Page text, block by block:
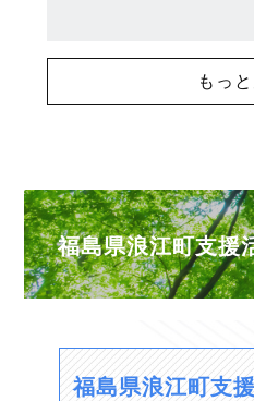
もっ
福島県浪江町支援
福島県浪江町支